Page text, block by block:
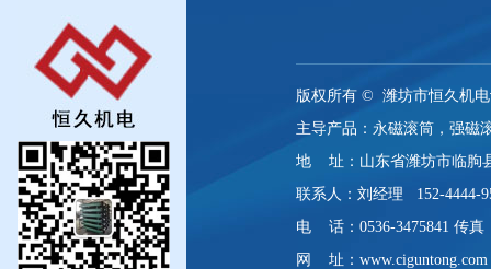
版权所有 © 潍坊市恒久机
主导产品：永磁滚筒，强磁
地 址：山东省潍坊市临朐
联系人：刘经理 152-4444-
电 话：0536-3475841 传真
网 址：www.ciguntong.com